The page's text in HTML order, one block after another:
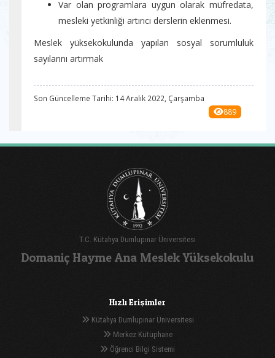
Var olan programlara uygun olarak müfredata,
mesleki yetkinliği artırıcı derslerin eklenmesi.
Meslek yüksekokulunda yapılan sosyal sorumluluk
sayılarını artırmak
Son Güncelleme Tarihi: 14 Aralık 2022, Çarşamba
889
T.C. Kütahya Dumlupınar Üniversitesi
Domaniç Hayme Ana Meslek Yüksekokulu
Hızlı Erişimler
Kütahya Dumlupınar Üniversitesi
Merkez Kütüphane
Öğrenci Bilgi Sistemi